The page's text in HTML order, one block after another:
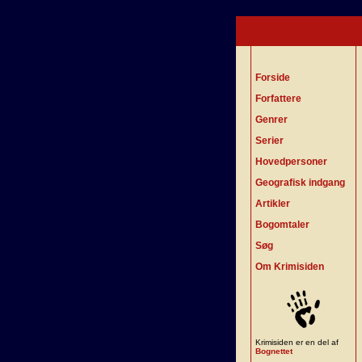
Forside
Forfattere
Genrer
Serier
Hovedpersoner
Geografisk indgang
Artikler
Bogomtaler
Søg
Om Krimisiden
Krimisiden er en del af
Bognettet